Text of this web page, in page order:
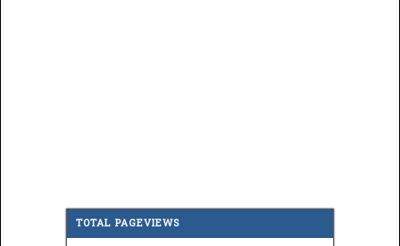
TOTAL PAGEVIEWS